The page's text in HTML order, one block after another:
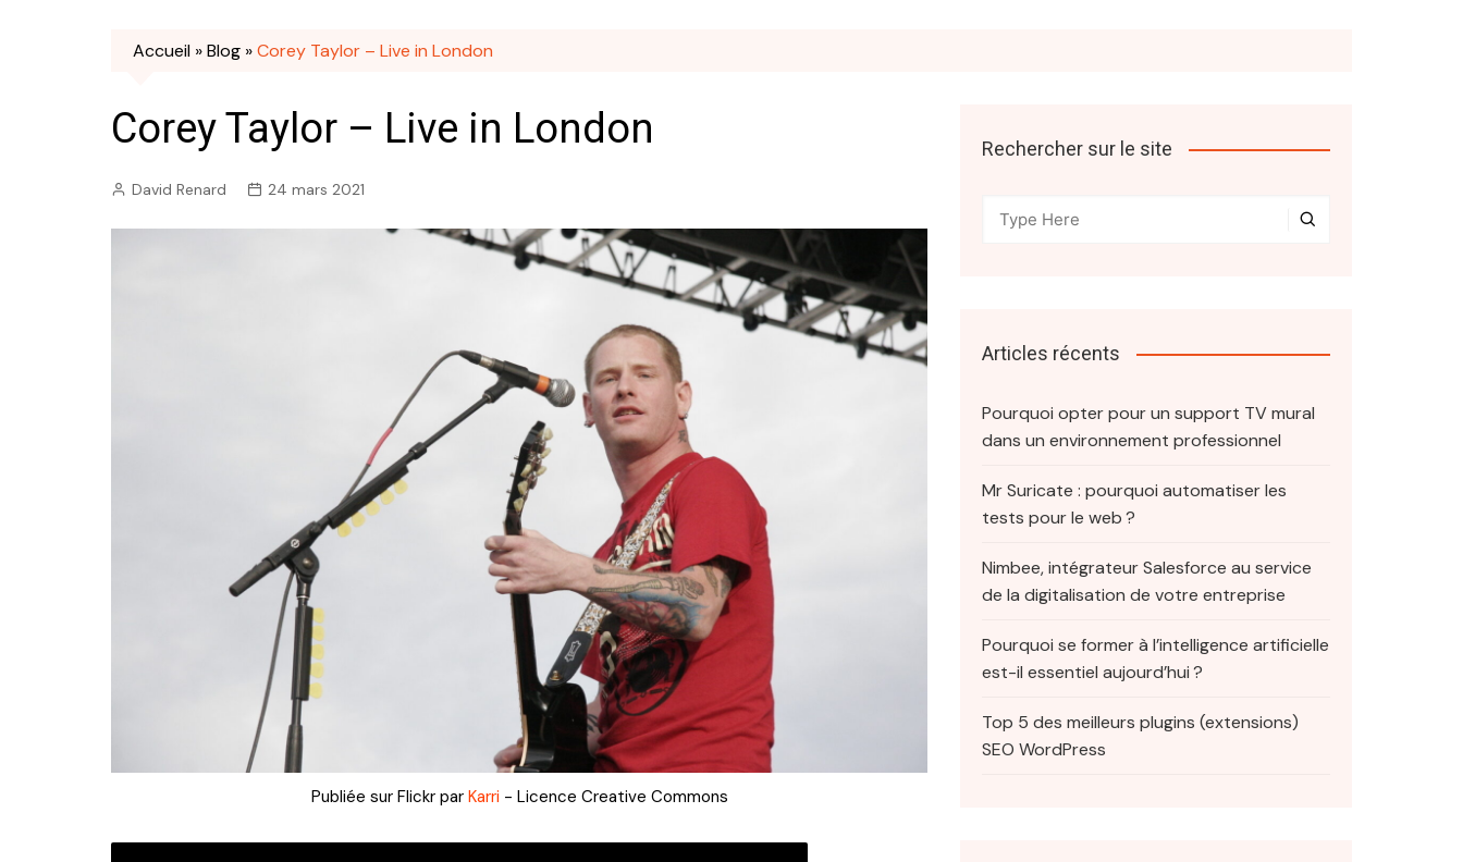
Accueil »Blog »Corey Taylor – Live in London
Corey Taylor – Live in London
David Renard 24 mars 2021
Publiée sur Flickr par Karri - Licence Creative Commons
Rechercher sur le site
Articles récents
Pourquoi opter pour un support TV mural
dans un environnement professionnel
Mr Suricate : pourquoi automatiser les
tests pour le web ?
Nimbee, intégrateur Salesforce au service
de la digitalisation de votre entreprise
Pourquoi se former à l’intelligence artificielle
est-il essentiel aujourd’hui ?
Top 5 des meilleurs plugins (extensions)
SEO WordPress